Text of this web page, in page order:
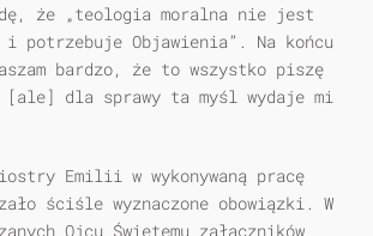
że „teologia moralna nie jest
Objawienia”. Na końcu
bardzo, że to wszystko piszę
dla sprawy ta myśl wydaje mi
Emilii w wykonywaną pracę
ściśle wyznaczone obowiązki. W
Ojcu Świętemu załączników